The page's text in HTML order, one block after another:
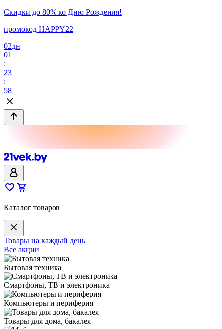
Скидки до 80% ко Дню Рождения!
промокод HAPPY22
02дн
01
:
23
:
58
Каталог товаров
Товары на каждый день
Все акции
Бытовая техника
Смартфоны, ТВ и электроника
Компьютеры и периферия
Товары для дома, бакалея